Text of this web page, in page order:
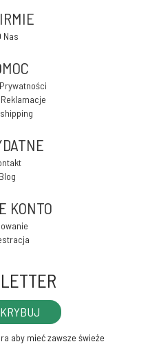
Nas
Blog
KONTO
aby mieć zawsze świeże